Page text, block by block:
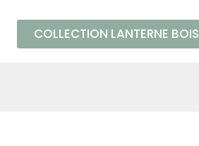
COLLECTION LANTERNE BOIS